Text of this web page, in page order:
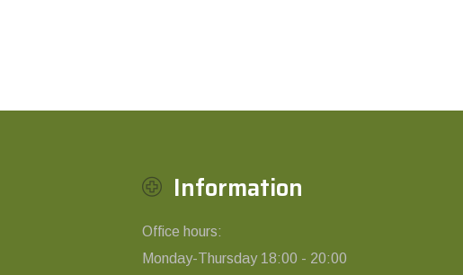
Information
Office hours:
Monday-Thursday 18:00 - 20:00